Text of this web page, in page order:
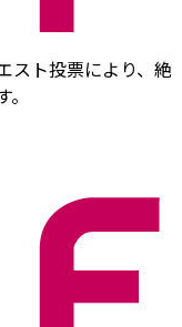
スト投票により、絶